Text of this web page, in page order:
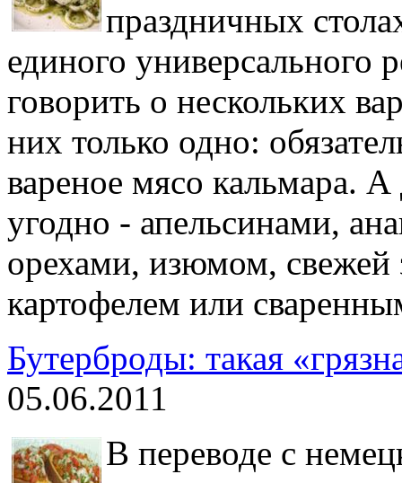
праздничных
единого универсального
говорить о нескольких
них только одно:
вареное мясо кальмара.
угодно - апельсинами,
орехами, изюмом, свежей
картофелем или
Бутерброды: такая
05.06.2011
В переводе с